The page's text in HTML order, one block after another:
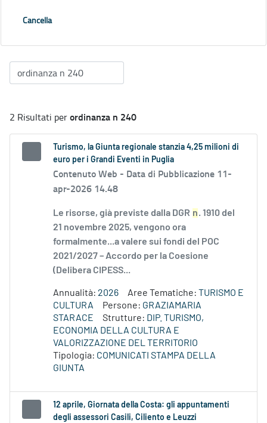
Cancella
2 Risultati perordinanza n 240
Turismo, la Giunta regionale stanzia 4,25 milioni di
euro per i Grandi Eventi in Puglia
Contenuto Web - Data di Pubblicazione 11-
apr-2026 14.48
Le risorse, già previste dalla DGR n. 1910 del
21 novembre 2025, vengono ora
formalmente...a valere sui fondi del POC
2021/2027 – Accordo per la Coesione
(Delibera CIPESS...
Annualità: 2026 Aree Tematiche: TURISMO E
CULTURA
Persone: GRAZIAMARIA
STARACE
Strutture: DIP. TURISMO,
ECONOMIA DELLA CULTURA E
VALORIZZAZIONE DEL TERRITORIO
Tipologia: COMUNICATI STAMPA DELLA
GIUNTA
12 aprile, Giornata della Costa: gli appuntamenti
degli assessori Casili, Ciliento e Leuzzi